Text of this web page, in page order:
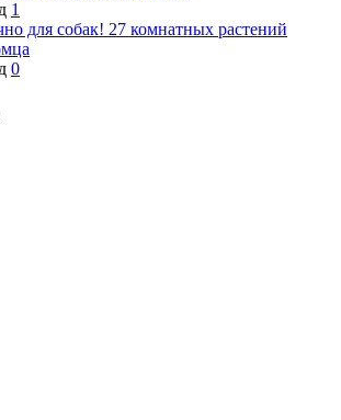
1
для собак! 27 комнатных растений
0